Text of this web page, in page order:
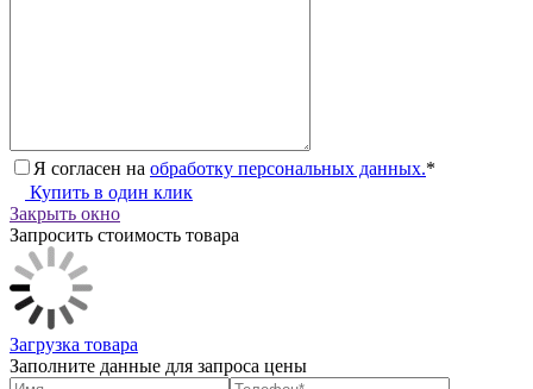
Я согласен на обработку персональных данных.*
Купить в один клик
Закрыть окно
Запросить стоимость товара
Загрузка товара
Заполните данные для запроса цены